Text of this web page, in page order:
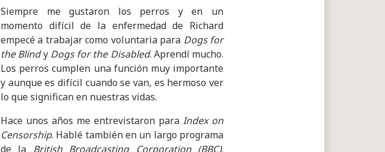
Siempre me gustaron los perros y en un
momento difícil de la enfermedad de Richard
empecé a trabajar como voluntaria para Dogs for
the Blindy Dogs for the Disabled. Aprendí mucho.
Los perros cumplen una función muy importante
y aunque es difícil cuando se van, es hermoso ver
lo que significan en nuestras vidas.
Hace unos años me entrevistaron para Index on
Censorship. Hablé también en un largo programa
de la British Broadcasting Corporation (BBC).